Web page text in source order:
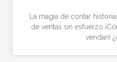
La magia de contar
de ventas sin esfuerzo
vendan!